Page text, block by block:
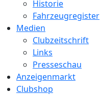
Historie
Fahrzeugregister
Medien
Clubzeitschrift
Links
Presseschau
Anzeigenmarkt
Clubshop